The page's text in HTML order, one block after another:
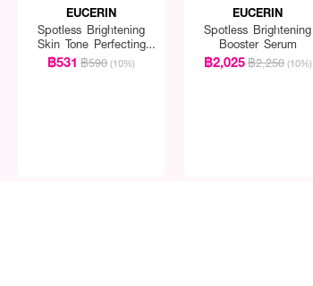
EUCERIN
Spotless Brightening
Skin Tone Perfecting
Body Lotion
฿531 ฿590 (10%)
EUCERIN
Spotless Brightening
Booster Serum
฿2,025฿2,250 (10%)